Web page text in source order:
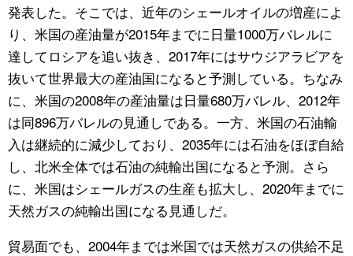
発表した。そこでは、近年のシェールオイルの増産によ
り、米国の産油量が2015年までに日量1000万バレルに
達してロシアを追い抜き、2017年にはサウジアラビアを
抜いて世界最大の産油国になると予測している。ちなみ
に、米国の2008年の産油量は日量680万バレル、2012年
は同896万バレルの見通しである。一方、米国の石油輸
入は継続的に減少しており、2035年には石油をほぼ自給
し、北米全体では石油の純輸出国になると予測。さら
に、米国はシェールガスの生産も拡大し、2020年までに
天然ガスの純輸出国になる見通しだ。
貿易面でも、2004年までは米国では天然ガスの供給不足